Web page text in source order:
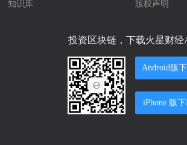
知识库 版权声明
投资区块链，下载火星财经
Android版
iPhone 版